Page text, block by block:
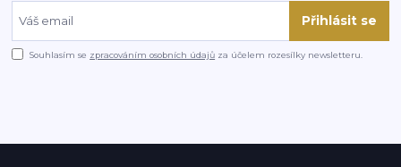
Přihlásit se
Souhlasím se zpracováním osobních údajů za účelem rozesílky newsletteru.